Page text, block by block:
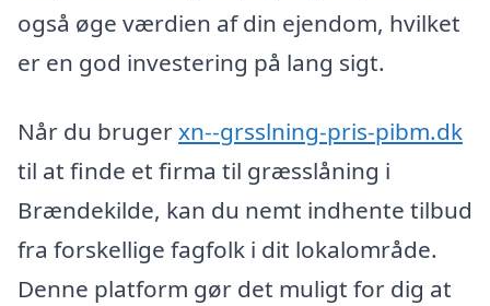
også øge værdien af din ejendom, hvilket
er en god investering på lang sigt.
Når du brugerxn--grsslning-pris-pibm.dk
til at finde et firma til græsslåning i
Brændekilde, kan du nemt indhente tilbud
fra forskellige fagfolk i dit lokalområde.
Denne platform gør det muligt for dig at